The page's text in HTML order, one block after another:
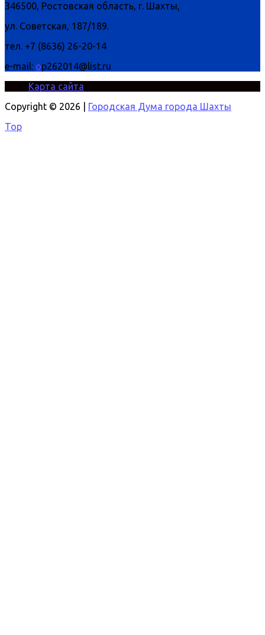
346500, Ростовская область, г. Шахты,
ул. Советская, 187/189.
тел. +7 (8636) 26-20-14
e-mail: op262014@list.ru
Карта сайта
Copyright © 2026 |
Городская Дума города Шахты
Top